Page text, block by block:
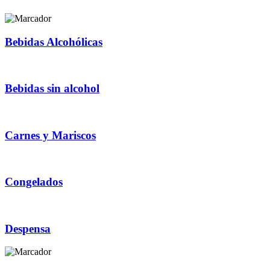
Bebidas Alcohólicas
Bebidas sin alcohol
Carnes y Mariscos
Congelados
Despensa